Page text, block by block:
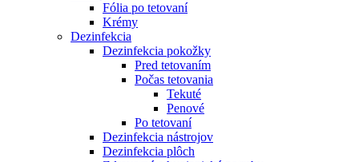
Fólia po tetovaní
Krémy
Dezinfekcia
Dezinfekcia pokožky
Pred tetovaním
Počas tetovania
Tekuté
Penové
Po tetovaní
Dezinfekcia nástrojov
Dezinfekcia plôch